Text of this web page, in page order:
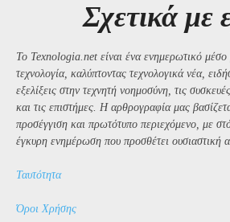
Σχετικά με
Το Texnologia.net είναι ένα ενημερωτικό μέσο
τεχνολογία, καλύπτοντας τεχνολογικά νέα,
εξελίξεις στην τεχνητή νοημοσύνη, τις
και τις επιστήμες. Η αρθρογραφία μας
προσέγγιση και πρωτότυπο περιεχόμενο, με
έγκυρη ενημέρωση που προσθέτει ουσιαστική
Ταυτότητα
Όροι Χρήσης